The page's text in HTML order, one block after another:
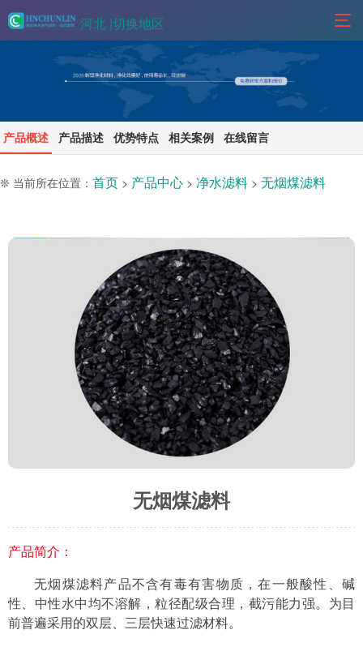
河北 |切换地区
产品概述 产品描述 优势特点 相关案例 在线留言
❊ 当前所在位置： 首页 > 产品中心 > 净水滤料 > 无烟煤滤料
无烟煤滤料
产品简介：
无烟煤滤料产品不含有毒有害物质，在一般酸性、碱
性、中性水中均不溶解，粒径配级合理，截污能力强。为目
前普遍采用的双层、三层快速过滤材料。